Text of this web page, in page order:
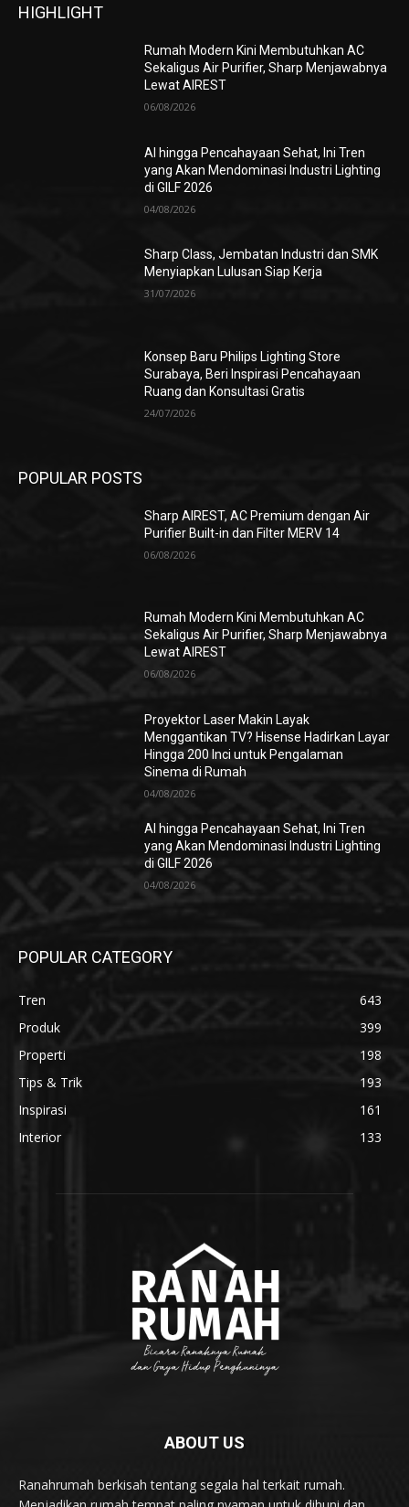
HIGHLIGHT
Rumah Modern Kini Membutuhkan AC
Sekaligus Air Purifier, Sharp Menjawabnya
Lewat AIREST
06/08/2026
AI hingga Pencahayaan Sehat, Ini Tren
yang Akan Mendominasi Industri Lighting
di GILF 2026
04/08/2026
Sharp Class, Jembatan Industri dan SMK
Menyiapkan Lulusan Siap Kerja
31/07/2026
Konsep Baru Philips Lighting Store
Surabaya, Beri Inspirasi Pencahayaan
Ruang dan Konsultasi Gratis
24/07/2026
POPULAR POSTS
Sharp AIREST, AC Premium dengan Air
Purifier Built-in dan Filter MERV 14
06/08/2026
Rumah Modern Kini Membutuhkan AC
Sekaligus Air Purifier, Sharp Menjawabnya
Lewat AIREST
06/08/2026
Proyektor Laser Makin Layak
Menggantikan TV? Hisense Hadirkan Layar
Hingga 200 Inci untuk Pengalaman
Sinema di Rumah
04/08/2026
AI hingga Pencahayaan Sehat, Ini Tren
yang Akan Mendominasi Industri Lighting
di GILF 2026
04/08/2026
POPULAR CATEGORY
Tren
643
Produk
399
Properti
198
Tips & Trik
193
Inspirasi
161
Interior
133
ABOUT US
Ranahrumah berkisah tentang segala hal terkait rumah.